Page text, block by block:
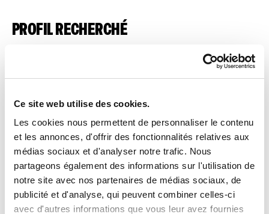
Ce site web utilise des cookies.
Les cookies nous permettent de personnaliser le contenu
et les annonces, d'offrir des fonctionnalités relatives aux
médias sociaux et d'analyser notre trafic. Nous
partageons également des informations sur l'utilisation de
notre site avec nos partenaires de médias sociaux, de
publicité et d'analyse, qui peuvent combiner celles-ci
avec d'autres informations que vous leur avez fournies
PROFIL RECHERCHÉ
Anglais au niveau intermédiaire
Bonne compréhension des enjeux AML/KYC
Bonne connaissance des métiers, services et produits
bancaires
Bonne connaissance des réglementations en vigueur
(FATCA, CRS, MIFID, EMIR)
E-mail *